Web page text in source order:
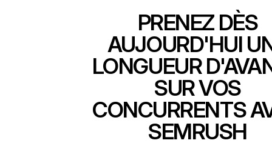
PRENEZ DÈS
AUJOURD'HUI
LONGUEUR
SUR VOS
CONCURRENTS
SEMRUSH